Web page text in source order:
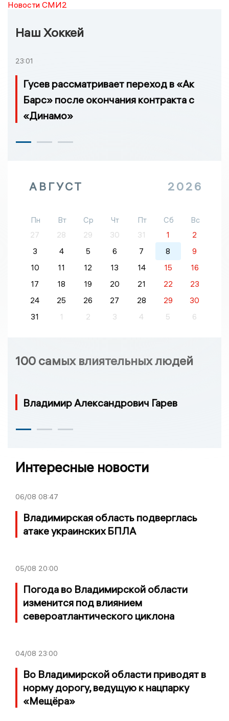
Новости СМИ2
Наш Хоккей
23:01
Гусев рассматривает переход в «Ак
Барс» после окончания контракта с
«Динамо»
АВГУСТ 2026
Пн Вт Ср Чт Пт Сб
Вс
27
28 29 30 31 1
2
3
4 5 6 7 8
9
10
11 12 13 14 15
16
17
18 19 20 21 22
23
24
25 26 27 28 29
30
31
1 2 3 4 5 6
100 самых влиятельных людей
Владимир Александрович Гарев
Интересные новости
06/08 08:47
Владимирская область подверглась
атаке украинских БПЛА
05/08 20:00
Погода во Владимирской области
изменится под влиянием
североатлантического циклона
04/08 23:00
Во Владимирской области приводят в
норму дорогу, ведущую к нацпарку
«Мещёра»